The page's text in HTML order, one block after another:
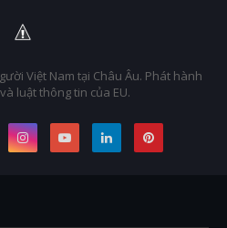
Việt Nam tại Châu Âu. Phát hành
luật thông tin của EU.